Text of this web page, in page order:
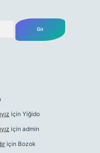
için Yiğido
için admin
için Bozok